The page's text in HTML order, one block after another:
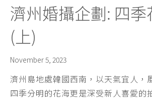
November 5, 2023
濟州婚攝企劃: 四
(上)
濟州島地處韓國西南，以天氣宜人，
四季分明的花海更是深受新人喜愛的